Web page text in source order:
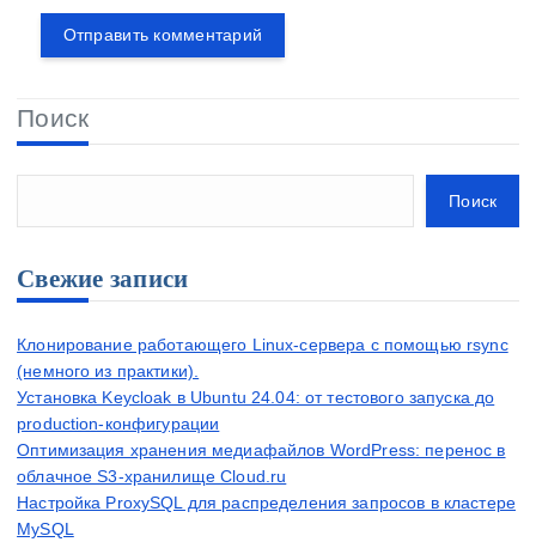
Поиск
Поиск
Свежие записи
Клонирование работающего Linux-сервера с помощью rsync
(немного из практики).
Установка Keycloak в Ubuntu 24.04: от тестового запуска до
production-конфигурации
Оптимизация хранения медиафайлов WordPress: перенос в
облачное S3-хранилище Cloud.ru
Настройка ProxySQL для распределения запросов в кластере
MySQL